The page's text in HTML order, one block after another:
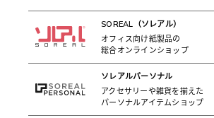
SOREAL（ソレアル）
オフィス向け紙製品の
総合オンラインショップ
ソレアルパーソナル
アクセサリーや雑貨を揃えた
パーソナルアイテムショップ